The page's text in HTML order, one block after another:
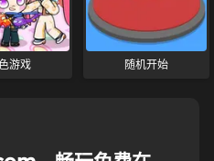
游戏 随机开始